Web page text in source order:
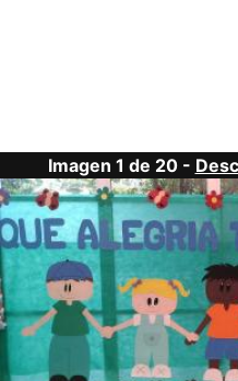
Imagen 1 de 20 -